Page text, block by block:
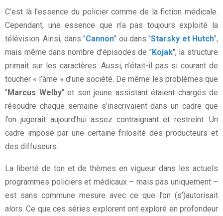
C’est là l’essence du policier comme de la fiction médicale.
Cependant, une essence que n’a pas toujours exploité la
télévision. Ainsi, dans "Cannon" ou dans "Starsky et Hutch",
mais même dans nombre d’épisodes de "Kojak", la structure
primait sur les caractères. Aussi, n’était-il pas si courant de
toucher « l’âme » d’une société. De même les problèmes que
"Marcus Welby" et son jeune assistant étaient chargés de
résoudre chaque semaine s’inscrivaient dans un cadre que
l’on jugerait aujourd’hui assez contraignant et restreint. Un
cadre imposé par une certaine frilosité des producteurs et
des diffuseurs.
La liberté de ton et de thèmes en vigueur dans les actuels
programmes policiers et médicaux – mais pas uniquement –
est sans commune mesure avec ce que l’on (s’)autorisait
alors. Ce que ces séries explorent ont exploré en profondeur